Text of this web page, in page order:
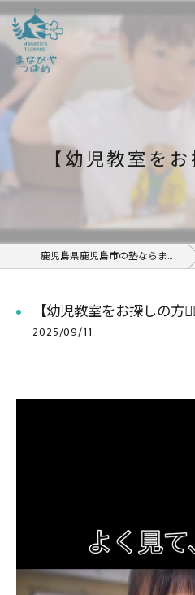
【幼児教室を
鹿児島県鹿児島市の塾ならまなびや つばめ
【幼児教室をお探しの方
2025/09/11